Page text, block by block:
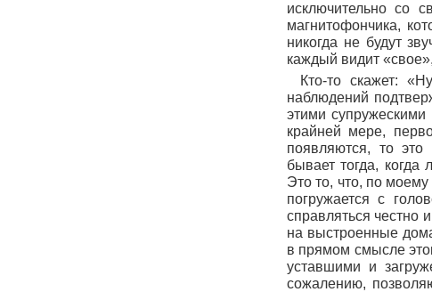
исключительно со
магнитофончика,
никогда не будут
каждый видит
Кто-то скажет:
наблюдений
этими
крайней мере,
появляются, то
бывает тогда,
Это то, что, по
погружается с
справляться честно
на выстроенные
в прямом смысле
уставшими и
сожалению,